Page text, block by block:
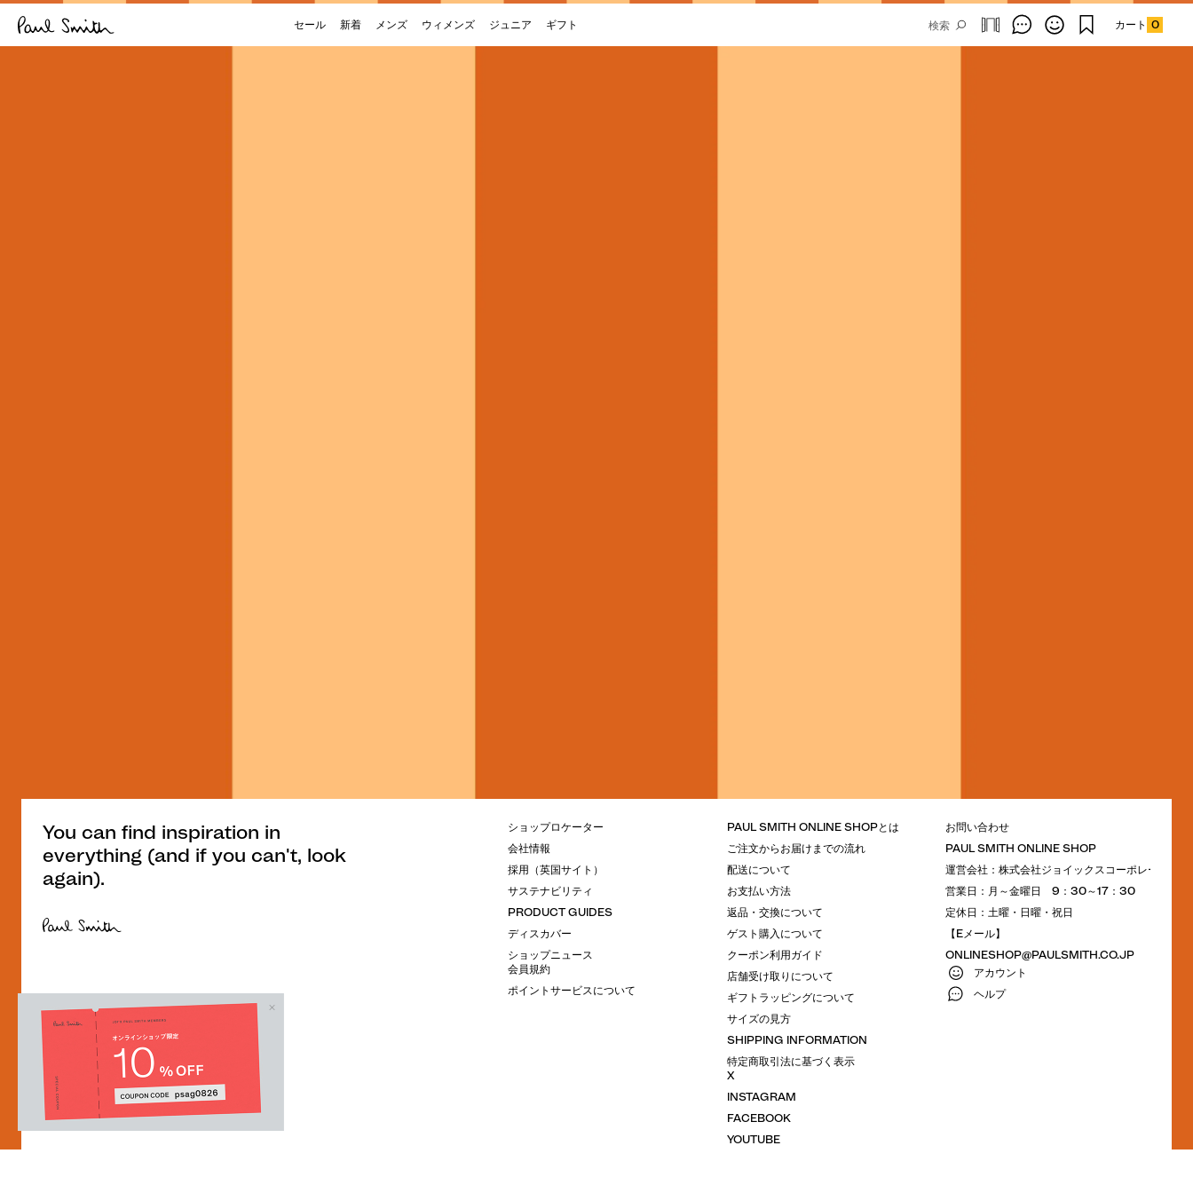
セール 新着 メンズ ウィメンズ ジュニア ギフト カート 0
You can find inspiration in
everything (and if you can't, look
again).
ショップロケーター
会社情報
採用（英国サイト）
サステナビリティ
PRODUCT GUIDES
ディスカバー
ショップニュース
会員規約
ポイントサービスについて
PAUL SMITH ONLINE SHOPとは
ご注文からお届けまでの流れ
配送について
お支払い方法
返品・交換について
ゲスト購入について
クーポン利用ガイド
店舗受け取りについて
ギフトラッピングについて
サイズの見方
SHIPPING INFORMATION
特定商取引法に基づく表示
X
INSTAGRAM
FACEBOOK
YOUTUBE
お問い合わせ
PAUL SMITH ONLINE SHOP
運営会社：株式会社ジョイックスコーポレーション
営業日：月～金曜日 9：30～17：30
定休日：土曜・日曜・祝日
【Eメール】
ONLINESHOP@PAULSMITH.CO.JP
アカウント
ヘルプ